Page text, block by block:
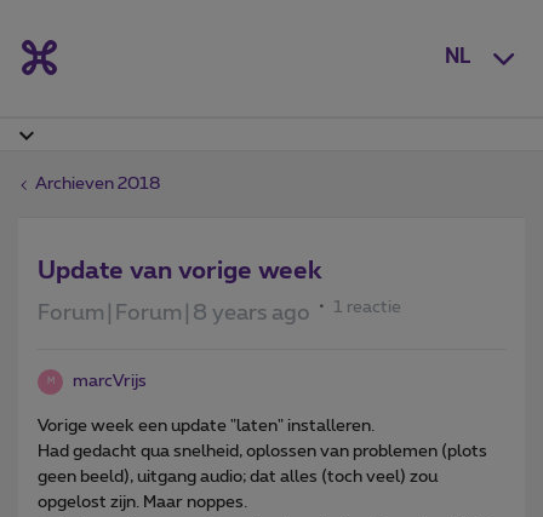
NL
Archieven 2018
Update van vorige week
Forum|Forum|8 years ago 1 reactie
M marcVrijs
Vorige week een update "laten" installeren.
Had gedacht qua snelheid, oplossen van problemen (plots
geen beeld), uitgang audio; dat alles (toch veel) zou
opgelost zijn. Maar noppes.